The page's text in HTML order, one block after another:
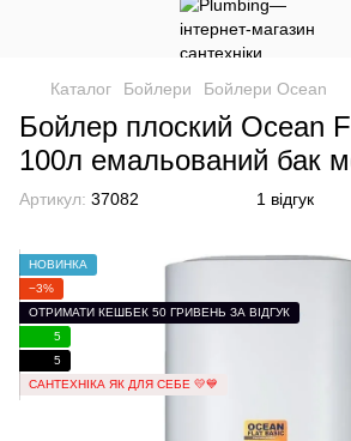
Каталог Бойлери Бойлери Ocean
Бойлер плоский Ocean
100л емальований бак
Артикул: 37082 1 відгук
НОВИНКА
−3%
ОТРИМАТИ КЕШБЕК 50 ГРИВЕНЬ ЗА ВІДГУК
5
5
САНТЕХНІКА ЯК ДЛЯ СЕБЕ 💛💙